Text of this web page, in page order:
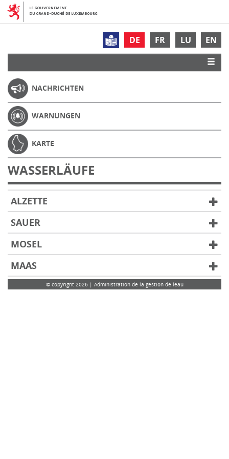
DE FR LU EN
NACHRICHTEN
WARNUNGEN
KARTE
WASSERLÄUFE
ALZETTE
SAUER
MOSEL
MAAS
© copyright 2026 | Administration de la gestion de leau